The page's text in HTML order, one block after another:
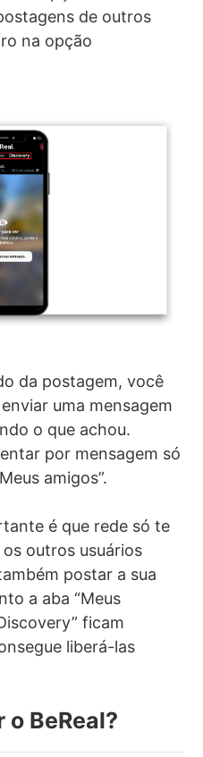
de outros
na opção
da postagem, você
uma mensagem
o que achou.
por mensagem só
amigos”.
é que rede só te
outros usuários
postar a sua
a aba “Meus
ficam
liberá-las
BeReal?